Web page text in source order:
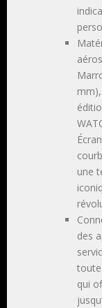
une
des
qui